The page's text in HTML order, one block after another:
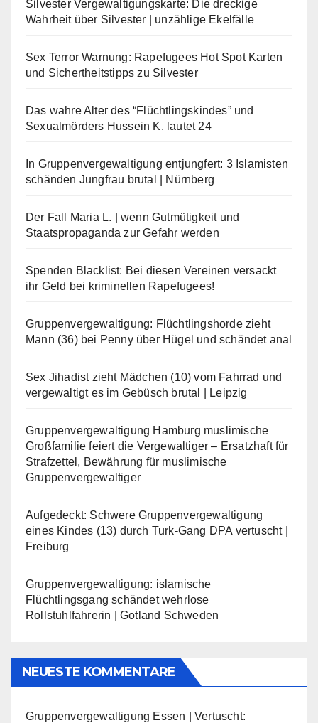
Silvester Vergewaltigungskarte: Die dreckige
Wahrheit über Silvester | unzählige Ekelfälle
Sex Terror Warnung: Rapefugees Hot Spot Karten
und Sichertheitstipps zu Silvester
Das wahre Alter des “Flüchtlingskindes” und
Sexualmörders Hussein K. lautet 24
In Gruppenvergewaltigung entjungfert: 3 Islamisten
schänden Jungfrau brutal | Nürnberg
Der Fall Maria L. | wenn Gutmütigkeit und
Staatspropaganda zur Gefahr werden
Spenden Blacklist: Bei diesen Vereinen versackt
ihr Geld bei kriminellen Rapefugees!
Gruppenvergewaltigung: Flüchtlingshorde zieht
Mann (36) bei Penny über Hügel und schändet anal
Sex Jihadist zieht Mädchen (10) vom Fahrrad und
vergewaltigt es im Gebüsch brutal | Leipzig
Gruppenvergewaltigung Hamburg muslimische
Großfamilie feiert die Vergewaltiger – Ersatzhaft für
Strafzettel, Bewährung für muslimische
Gruppenvergewaltiger
Aufgedeckt: Schwere Gruppenvergewaltigung
eines Kindes (13) durch Turk-Gang DPA vertuscht |
Freiburg
Gruppenvergewaltigung: islamische
Flüchtlingsgang schändet wehrlose
Rollstuhlfahrerin | Gotland Schweden
NEUESTE KOMMENTARE
Gruppenvergewaltigung Essen | Vertuscht: